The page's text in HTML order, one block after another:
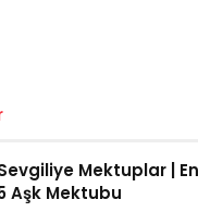
Mektuplar |
Aşk Mektubu